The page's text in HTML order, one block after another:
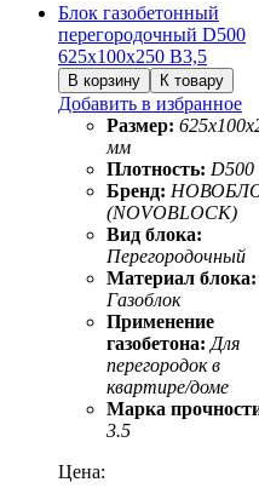
Блок газобетонный
перегородочный D500
625х100х250 B3,5
Добавить в избранное
Размер:
мм
Плотность: D500
Бренд:
(NOVOBLOCK)
Вид блока:
Перегородочный
Материал блока:
Газоблок
Применение
газобетона: Для
перегородок в
квартире/доме
Марка
3.5
Цена: